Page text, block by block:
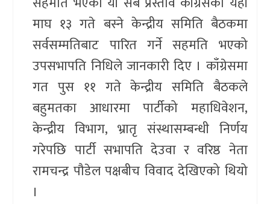
माघ १३ गते बस्ने केन्द्रीय समिति बैठकमा
सर्वसम्मतिबाट पारित गर्ने सहमति भएको
उपसभापति निधिले जानकारी दिए । काँग्रेसमा
गत पुस ११ गते केन्द्रीय समिति बैठकले
बहुमतका आधारमा पार्टीको महाधिवेशन,
केन्द्रीय विभाग, भ्रातृ संस्थासम्बन्धी निर्णय
गरेपछि पार्टी सभापति देउवा र वरिष्ठ नेता
रामचन्द्र पौडेल पक्षबीच विवाद देखिएको थियो
।